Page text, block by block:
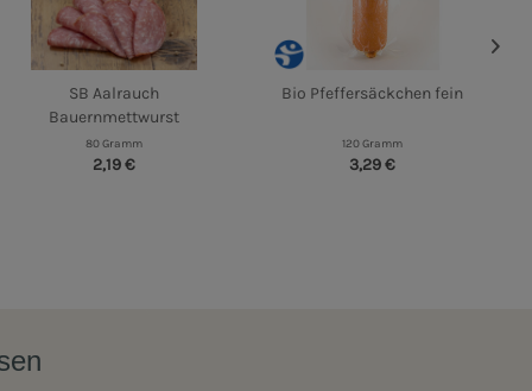
SB Aalrauch
Bauernmettwurst
80 Gramm
2,19 €
Bio Pfeffersäckchen fein
120 Gramm
3,29 €